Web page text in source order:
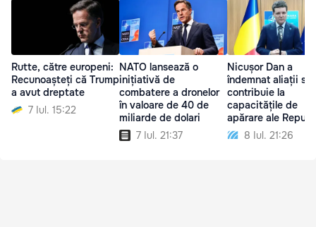
Rutte, către europeni:
Recunoașteți că Trump
a avut dreptate
7 Iul. 15:22
NATO lansează o
inițiativă de
combatere a dronelor
în valoare de 40 de
miliarde de dolari
7 Iul. 21:37
Nicușor Dan a
îndemnat aliații să
contribuie la
capacitățile de
apărare ale
Moldova8 Iul. 21:26